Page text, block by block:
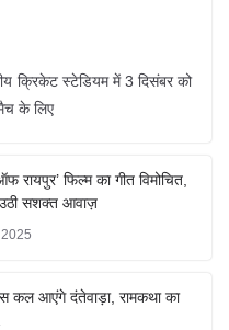
क्रिकेट स्टेडियम में 3 दिसंबर को
के लिए
रायपुर’ फिल्म का गीत विमोचित,
सशक्त आवाज़
कल आएंगे दंतेवाड़ा, रामकथा का